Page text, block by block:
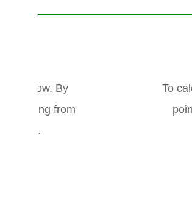
below. By
starting from
Moniz.
To